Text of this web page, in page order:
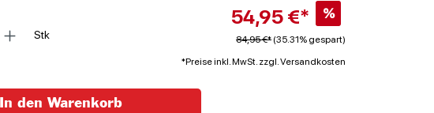
Stk
54,95 €* %
84,95 €* (35.31% gespart)
*Preise inkl. MwSt. zzgl. Versandkosten
In den Warenkorb